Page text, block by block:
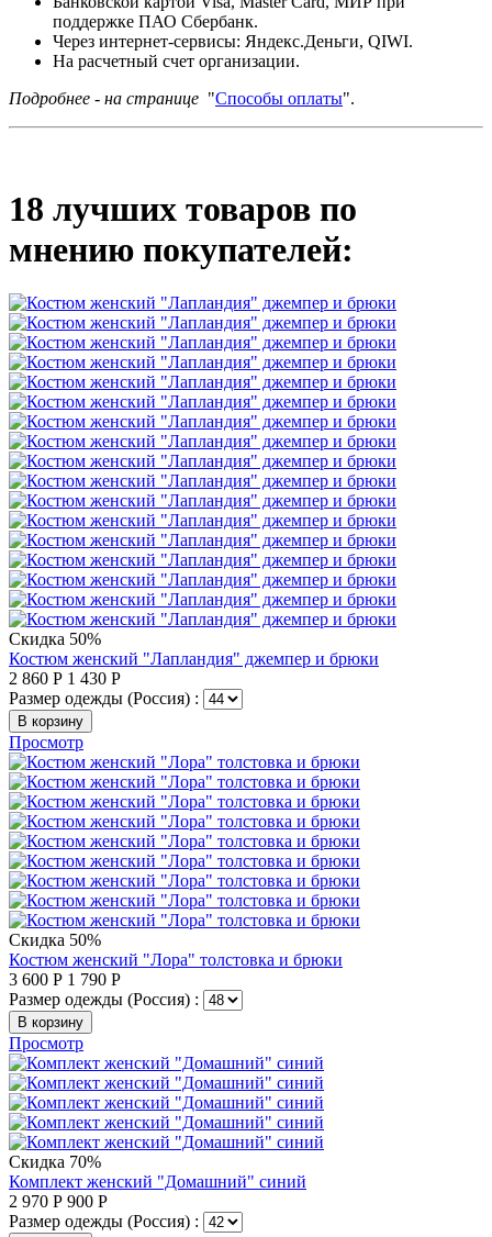
поддержке ПАО Сбербанк.
Через интернет-сервисы: Яндекс.Деньги, QIWI.
На расчетный счет организации.
Подробнее - на странице "Способы оплаты".
18 лучших товаров по
мнению покупателей:
Скидка 50%
Костюм женский "Лапландия" джемпер и брюки
2 860 Р 1 430 Р
Размер одежды (Россия) :
В корзину
Просмотр
Скидка 50%
Костюм женский "Лора" толстовка и брюки
3 600 Р 1 790 Р
Размер одежды (Россия) :
В корзину
Просмотр
Скидка 70%
Комплект женский "Домашний" синий
2 970 Р 900 Р
Размер одежды (Россия) :